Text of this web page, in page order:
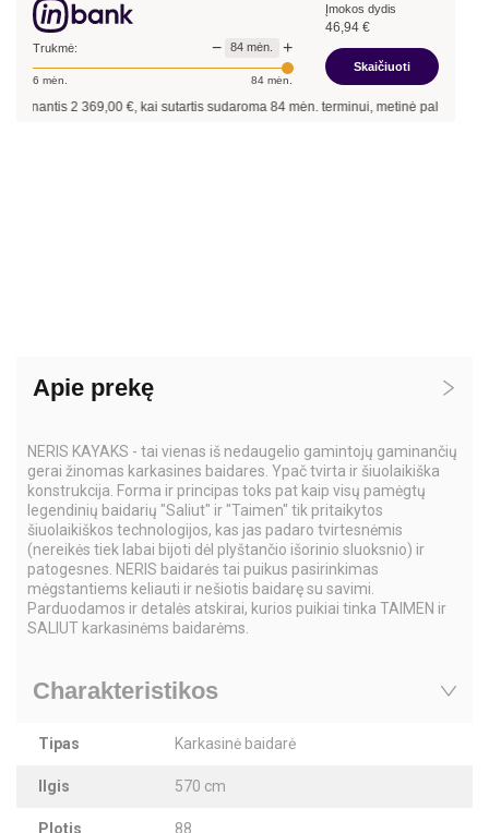
Trukmė: − 84 mėn. +
6 mėn. 84mėn.
Įmokos dydis
46,94 €
Skaičiuoti
2 369,00€, kai sutartis sudaroma84mėn. terminui, metinė palūkanų
Apie prekę
NERIS KAYAKS - tai vienas iš nedaugelio gamintojų gaminančių
gerai žinomas karkasines baidares. Ypač tvirta ir šiuolaikiška
konstrukcija. Forma ir principas toks pat kaip visų pamėgtų
legendinių baidarių "Saliut" ir "Taimen" tik pritaikytos
šiuolaikiškos technologijos, kas jas padaro tvirtesnėmis
(nereikės tiek labai bijoti dėl plyštančio išorinio sluoksnio) ir
patogesnes. NERIS baidarės tai puikus pasirinkimas
mėgstantiems keliauti ir nešiotis baidarę su savimi.
Parduodamos ir detalės atskirai, kurios puikiai tinka TAIMEN ir
SALIUT karkasinėms baidarėms.
Charakteristikos
Tipas Karkasinė baidarė
Ilgis 570 cm
Plotis 88